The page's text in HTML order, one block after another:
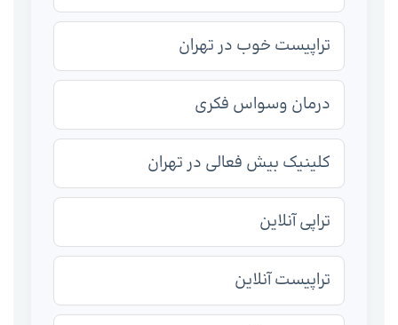
تراپیست خوب در تهران
درمان وسواس فکری
کلینیک بیش فعالی در تهران
تراپی آنلاین
تراپیست آنلاین